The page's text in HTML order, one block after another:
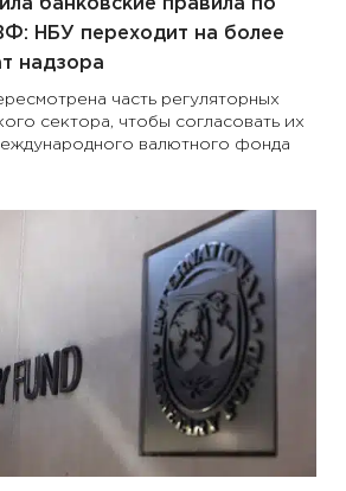
банковские правила по
НБУ переходит на более
надзора
часть регуляторных
сектора, чтобы согласовать их
валютного фонда